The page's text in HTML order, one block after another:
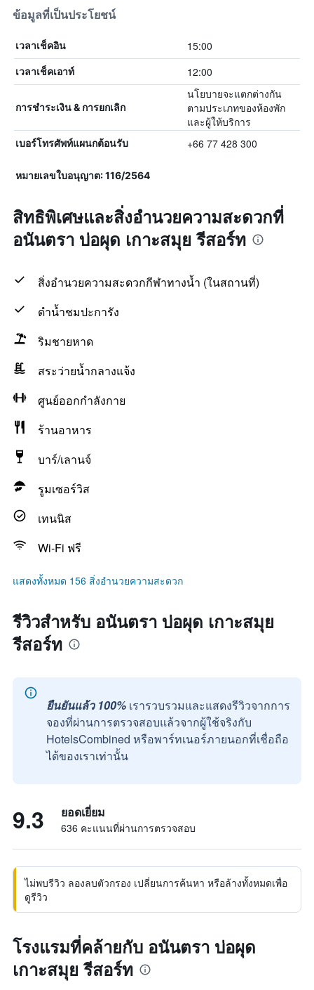
ข้อมูลที่เป็นประโยชน์
เวลาเช็คอิน 15:00
เวลาเช็คเอาท์ 12:00
การชำระเงิน & การยกเลิก
นโยบายจะแตกต่างกัน
ตามประเภทของห้องพัก
และผู้ให้บริการ
เบอร์โทรศัพท์แผนกต้อนรับ +66 77 428 300
หมายเลขใบอนุญาต: 116/2564
สิทธิพิเศษและสิ่งอำนวยความสะดวกที่
อนันตรา บ่อผุด เกาะสมุย รีสอร์ท
สิ่งอำนวยความสะดวกกีฬาทางน้ำ (ในสถานที่)
ดำน้ำชมปะการัง
ริมชายหาด
สระว่ายน้ำกลางแจ้ง
ศูนย์ออกกำลังกาย
ร้านอาหาร
บาร์/เลานจ์
รูมเซอร์วิส
เทนนิส
Wi-Fi ฟรี
แสดงทั้งหมด 156 สิ่งอำนวยความสะดวก
รีวิวสำหรับ อนันตรา บ่อผุด เกาะสมุย
รีสอร์ท
ยืนยันแล้ว 100% เรารวบรวมและแสดงรีวิวจากการ
จองที่ผ่านการตรวจสอบแล้วจากผู้ใช้จริงกับ
HotelsCombined หรือพาร์ทเนอร์ภายนอกที่เชื่อถือ
ได้ของเราเท่านั้น
9.3 ยอดเยี่ยม
636 คะแนนที่ผ่านการตรวจสอบ
ไม่พบรีวิว ลองลบตัวกรอง เปลี่ยนการค้นหา หรือล้างทั้งหมดเพื่อ
ดูรีวิว
โรงแรมที่คล้ายกับ อนันตรา บ่อผุด
เกาะสมุย รีสอร์ท